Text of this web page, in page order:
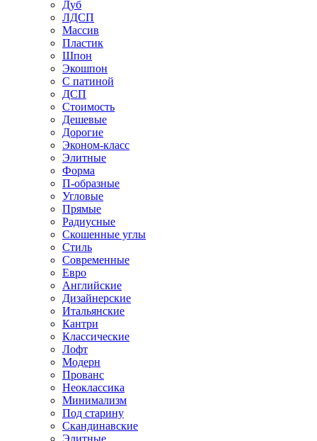
Дуб
ЛДСП
Массив
Пластик
Шпон
Экошпон
С патиной
ДСП
Стоимость
Дешевые
Дорогие
Эконом-класс
Элитные
Форма
П-образные
Угловые
Прямые
Радиусные
Скошенные углы
Стиль
Современные
Евро
Английские
Дизайнерские
Итальянские
Кантри
Классические
Лофт
Модерн
Прованс
Неоклассика
Минимализм
Под старину
Скандинавские
Элитные